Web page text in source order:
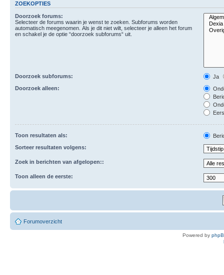
ZOEKOPTIES
Doorzoek forums:
Selecteer de forums waarin je wenst te zoeken. Subforums worden
automatisch meegenomen. Als je dit niet wilt, selecteer je alleen het forum
en schakel je de optie “doorzoek subforums“ uit.
Doorzoek subforums:
Ja
Doorzoek alleen:
Toon resultaten als:
Sorteer resultaten volgens:
Zoek in berichten van afgelopen::
Toon alleen de eerste:
Forumoverzicht
Powered by